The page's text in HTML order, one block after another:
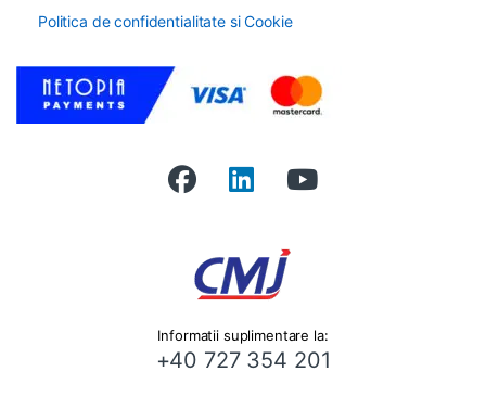
Politica de confidentialitate si Cookie
Informatii suplimentare la:
+40 727 354 201